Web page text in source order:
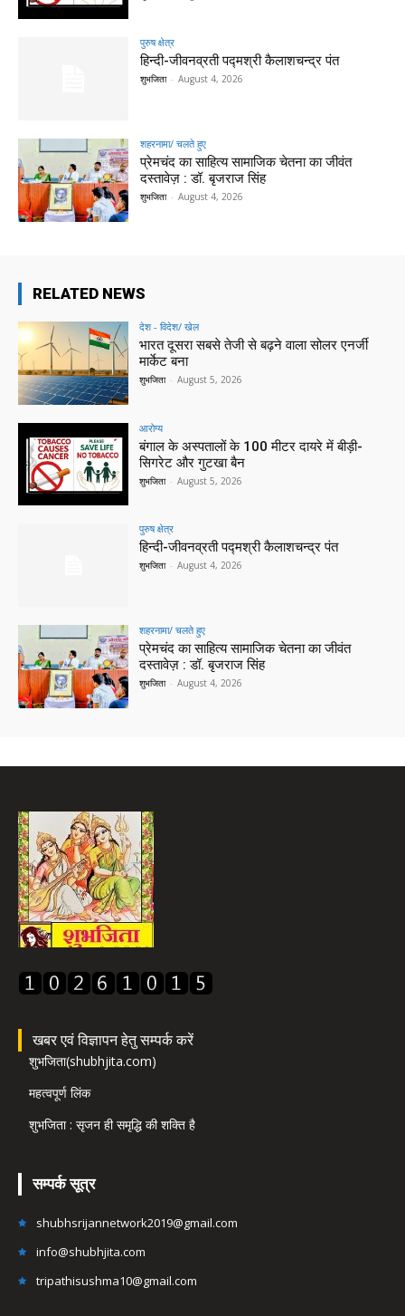
पुरुष क्षेत्र
हिन्‍दी-जीवनव्रती पद्मश्री कैलाशचन्‍द्र पंत
शुभजिता - August 4, 2026
शहरनामा/ चलते हुए
प्रेमचंद का साहित्य सामाजिक चेतना का जीवंत
दस्तावेज़ : डॉ. बृजराज सिंह
शुभजिता - August 4, 2026
RELATED NEWS
देश - विदेश/ खेल
भारत दूसरा सबसे तेजी से बढ़ने वाला सोलर एनर्जी
मार्केट बना
शुभजिता - August 5, 2026
आरोग्य
बंगाल के अस्पतालों के 100 मीटर दायरे में बीड़ी-
सिगरेट और गुटखा बैन
शुभजिता - August 5, 2026
पुरुष क्षेत्र
हिन्‍दी-जीवनव्रती पद्मश्री कैलाशचन्‍द्र पंत
शुभजिता - August 4, 2026
शहरनामा/ चलते हुए
प्रेमचंद का साहित्य सामाजिक चेतना का जीवंत
दस्तावेज़ : डॉ. बृजराज सिंह
शुभजिता - August 4, 2026
खबर एवं विज्ञापन हेतु सम्पर्क करें
शुभजिता(shubhjita.com)
महत्वपूर्ण लिंक
शुभजिता : सृजन ही समृद्धि की शक्ति है
सम्पर्क सूत्र
shubhsrijannetwork2019@gmail.com
info@shubhjita.com
tripathisushma10@gmail.com